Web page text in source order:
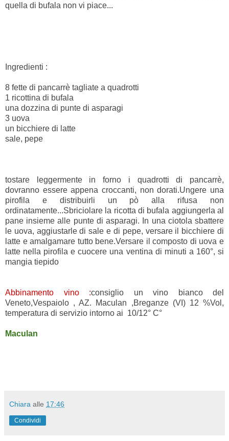
quella di bufala non vi piace...
Ingredienti :
8 fette di pancarrè tagliate a quadrotti
1 ricottina di bufala
una dozzina di punte di asparagi
3 uova
un bicchiere di latte
sale, pepe
tostare leggermente in forno i quadrotti di pancarrè,
dovranno essere appena croccanti, non dorati.Ungere una
pirofila e distribuirli un pò alla rifusa non
ordinatamente...Sbriciolare la ricotta di bufala aggiungerla al
pane insieme alle punte di asparagi.
In una ciotola sbattere
le uova, aggiustarle di sale e di pepe, versare il bicchiere di
latte e amalgamare tutto bene.Versare il composto di uova e
latte nella pirofila e cuocere una ventina di minuti a 160°, si
mangia tiepido
Abbinamento vino :consiglio un vino bianco del
Veneto,Vespaiolo , AZ. Maculan ,Breganze (VI) 12 %Vol,
temperatura di servizio intorno ai 10/12° C°
Maculan
Chiara alle 17:46
Condividi